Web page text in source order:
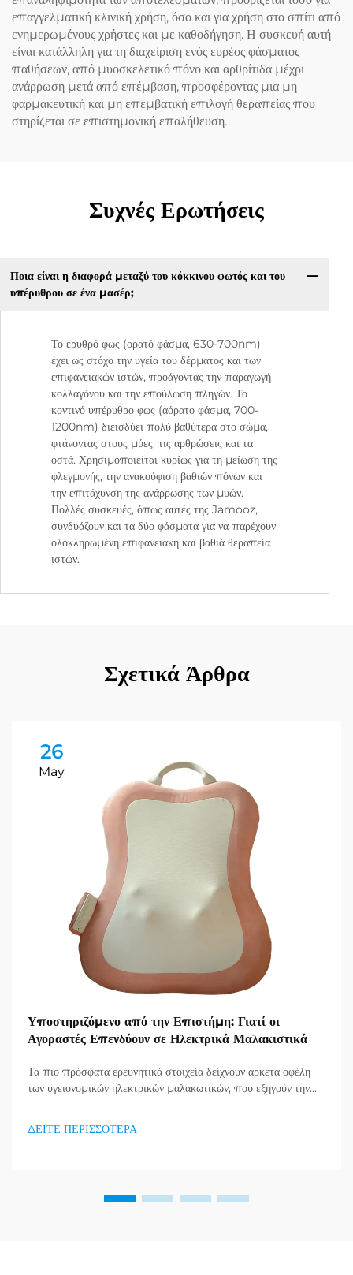
επαγγελματική κλινική χρήση, όσο και για χρήση στο σπίτι από
ενημερωμένους χρήστες και με καθοδήγηση. Η συσκευή αυτή
είναι κατάλληλη για τη διαχείριση ενός ευρέος φάσματος
παθήσεων, από μυοσκελετικό πόνο και αρθρίτιδα μέχρι
ανάρρωση μετά από επέμβαση, προσφέροντας μια μη
φαρμακευτική και μη επεμβατική επιλογή θεραπείας που
στηρίζεται σε επιστημονική επαλήθευση.
Συχνές Ερωτήσεις
Ποια είναι η διαφορά μεταξύ του κόκκινου φωτός και του
υπέρυθρου σε ένα μασέρ;
Το ερυθρό φως (ορατό φάσμα, 630-700nm)
έχει ως στόχο την υγεία του δέρματος και των
επιφανειακών ιστών, προάγοντας την παραγωγή
κολλαγόνου και την επούλωση πληγών. Το
κοντινό υπέρυθρο φως (αόρατο φάσμα, 700-
1200nm) διεισδύει πολύ βαθύτερα στο σώμα,
φτάνοντας στους μύες, τις αρθρώσεις και τα
οστά. Χρησιμοποιείται κυρίως για τη μείωση της
φλεγμονής, την ανακούφιση βαθιών πόνων και
την επιτάχυνση της ανάρρωσης των μυών.
Πολλές συσκευές, όπως αυτές της Jamooz,
συνδυάζουν και τα δύο φάσματα για να παρέχουν
ολοκληρωμένη επιφανειακή και βαθιά θεραπεία
ιστών.
Σχετικά Άρθρα
26
May
Υποστηριζόμενο από την Επιστήμη: Γιατί οι
Αγοραστές Επενδύουν σε Ηλεκτρικά Μαλακιστικά
Τα πιο πρόσφατα ερευνητικά στοιχεία δείχνουν αρκετά οφέλη
των υγειονομικών ηλεκτρικών μαλακωτικών, που εξηγούν την
τα ηλεκτρικά μαλακωτικά φαίνεται να τα κάνουν όλα. Οι
ΔΕΙΤΕ ΠΕΡΙΣΣΟΤΕΡΑ